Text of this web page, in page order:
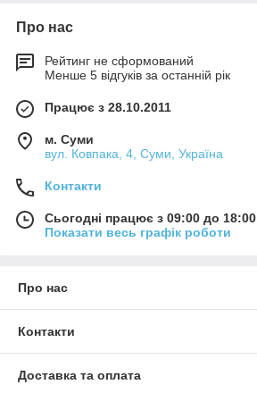
Про нас
Рейтинг не сформований
Менше 5 відгуків за останній рік
Працює з 28.10.2011
м. Суми
вул. Ковпака, 4, Суми, Україна
Контакти
Сьогодні працює з 09:00 до 18:00
Показати весь графік роботи
Про нас
Контакти
Доставка та оплата